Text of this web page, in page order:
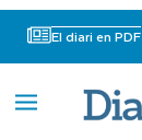
El diari en PDF